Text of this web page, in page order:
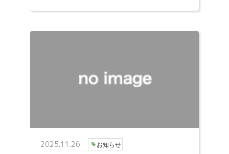
2025.11.26 お知らせ